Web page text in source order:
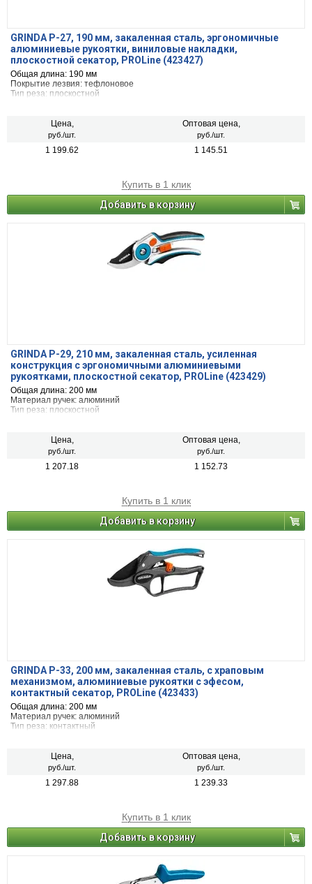
GRINDA P-27, 190 мм, закаленная сталь, эргономичные
алюминиевые рукоятки, виниловые накладки,
плоскостной секатор, PROLine (423427)
Общая длина: 190 мм
Покрытие лезвия: тефлоновое
Тип реза: плоскостной
Цена,
руб./шт.
Оптовая цена,
руб./шт.
1 199.62 1 145.51
Купить в 1 клик
Добавить в корзину
GRINDA P-29, 210 мм, закаленная сталь, усиленная
конструкция с эргономичными алюминиевыми
рукоятками, плоскостной секатор, PROLine (423429)
Общая длина: 200 мм
Материал ручек: алюминий
Тип реза: плоскостной
Цена,
руб./шт.
Оптовая цена,
руб./шт.
1 207.18 1 152.73
Купить в 1 клик
Добавить в корзину
GRINDA P-33, 200 мм, закаленная сталь, с храповым
механизмом, алюминиевые рукоятки с эфесом,
контактный секатор, PROLine (423433)
Общая длина: 200 мм
Материал ручек: алюминий
Тип реза: контактный
Цена,
руб./шт.
Оптовая цена,
руб./шт.
1 297.88 1 239.33
Купить в 1 клик
Добавить в корзину